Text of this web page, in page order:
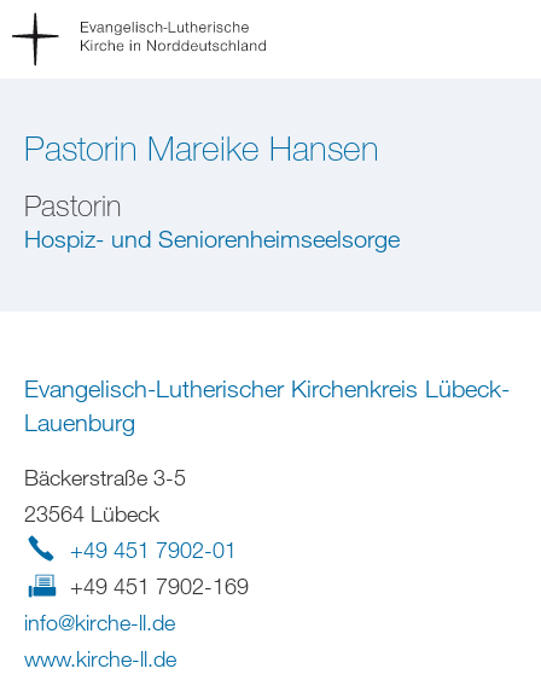
Pastorin Mareike Hansen
Pastorin
Hospiz- und Seniorenheimseelsorge
Evangelisch-Lutherischer Kirchenkreis Lübeck-
Lauenburg
Bäckerstraße 3-5
23564 Lübeck
+49 451 7902-01
+49 451 7902-169
info@kirche-ll.de
www.kirche-ll.de